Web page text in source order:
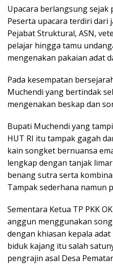
Upacara berlangsung sejak
Peserta upacara terdiri dari
Pejabat Struktural, ASN,
pelajar hingga tamu
mengenakan pakaian adat
Pada kesempatan
Muchendi yang bertindak
mengenakan beskap dan
Bupati Muchendi yang
HUT RI itu tampak gagah
kain songket bernuansa
lengkap dengan tanjak
benang sutra serta
Tampak sederhana namun
Sementara Ketua TP PKK
anggun menggunakan
dengan khiasan kepala
biduk kajang itu salah
pengrajin asal Desa